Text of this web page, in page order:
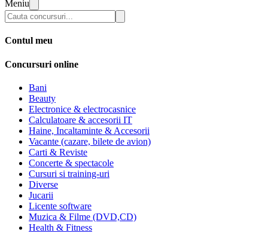
Meniu
Contul meu
Concursuri online
Bani
Beauty
Electronice & electrocasnice
Calculatoare & accesorii IT
Haine, Incaltaminte & Accesorii
Vacante (cazare, bilete de avion)
Carti & Reviste
Concerte & spectacole
Cursuri si training-uri
Diverse
Jucarii
Licente software
Muzica & Filme (DVD,CD)
Health & Fitness